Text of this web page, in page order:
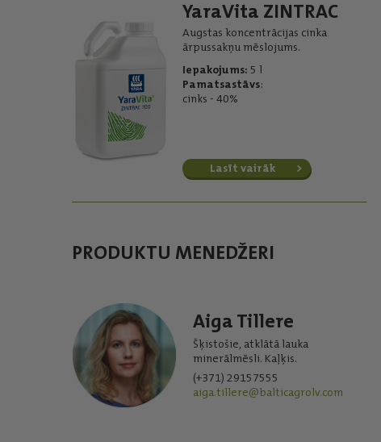
YaraVita ZINTRAC
Augstas koncentrācijas cinka
ārpussakņu mēslojums.
Iepakojums: 5 l
Pamatsastāvs:
cinks - 40%
Lasīt vairāk
PRODUKTU MENEDŽERI
Aiga Tillere
Šķistošie, atklātā lauka
minerālmēsli. Kaļķis.
(+371) 29157555
aiga.tillere@balticagrolv.com